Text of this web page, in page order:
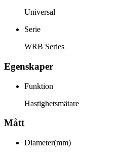
Universal
Serie
WRB Series
Egenskaper
Funktion
Hastighetsmätare
Mått
Diameter(mm)